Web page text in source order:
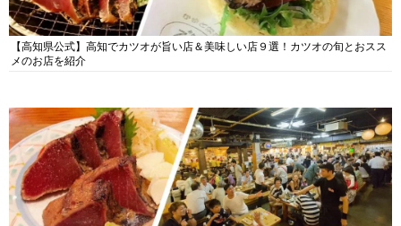
【高知県公式】高知でカツオが旨い店＆美味しい店９選！カツオの旬とおスス
メのお店を紹介